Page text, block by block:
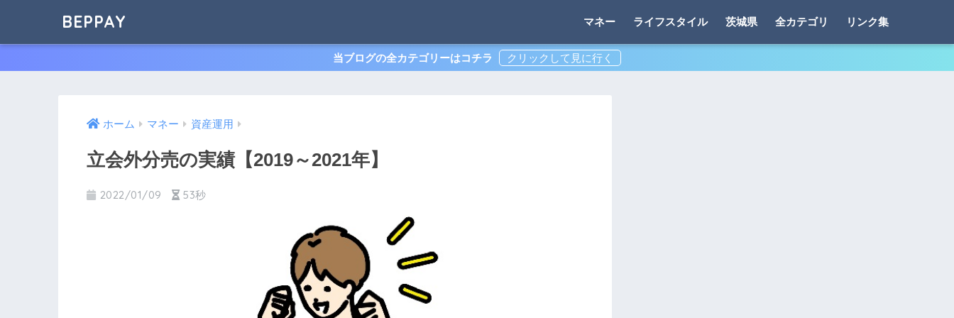
BEPPAY マネー ライフスタイル 茨城県 全カテゴリ リンク集
当ブログの全カテゴリーはコチラ
ホーム マネー 資産運用
立会外分売の実績【2019～2021年】
2022/01/09 53秒